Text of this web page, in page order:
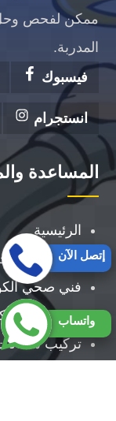
ممكن لفحص وحل
المدربة.
فيسبوك
انستجرام
المساعدة
الرئيسية
تصليح
فني صحي
رقم سباك
تركيب
واتساب
إتصل الآن